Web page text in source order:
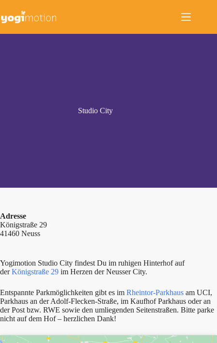
springen
Studio City
Adresse
Königstraße 29
41460 Neuss
Yogimotion Studio City findest Du im ruhigen Hinterhof auf
derKönigstraße 29 im Herzen der Neusser City.
Entspannte Parkmöglichkeiten gibt es im Rheintor-Parkhaus am UCI,
Parkhaus an der Adolf-Flecken-Straße, im Kaufhof Parkhaus oder an
der Post bzw. RWE sowie den umliegenden Seitenstraßen. Bitte parke
nicht auf dem Hof – herzlichen Dank!